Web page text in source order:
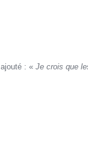
: « Je crois que